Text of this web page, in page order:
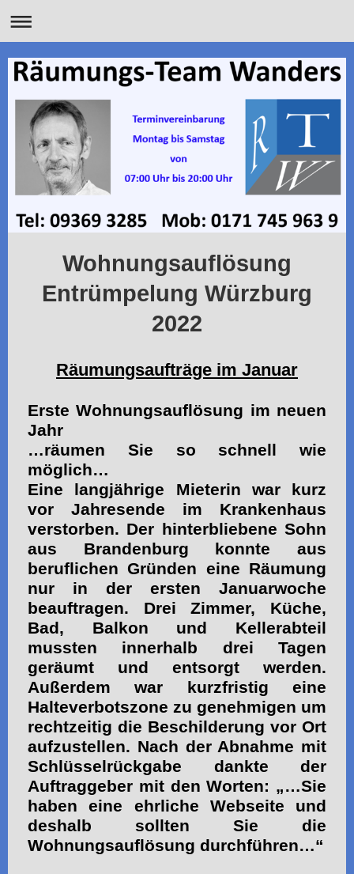
Wohnungsauflösung
Entrümpelung Würzburg
2022
Räumungsaufträge im Januar
Erste Wohnungsauflösung im neuen
Jahr
…räumen Sie so schnell wie
möglich…
Eine langjährige Mieterin war kurz
vor Jahresende im Krankenhaus
verstorben. Der hinterbliebene Sohn
aus Brandenburg konnte aus
beruflichen Gründen eine Räumung
nur in der ersten Januarwoche
beauftragen. Drei Zimmer, Küche,
Bad, Balkon und Kellerabteil
mussten innerhalb drei Tagen
geräumt und entsorgt werden.
Außerdem war kurzfristig eine
Halteverbotszone zu genehmigen um
rechtzeitig die Beschilderung vor Ort
aufzustellen. Nach der Abnahme mit
Schlüsselrückgabe dankte der
Auftraggeber mit den Worten: „…Sie
haben eine ehrliche Webseite und
deshalb sollten Sie die
Wohnungsauflösung durchführen…“